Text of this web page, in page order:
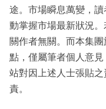
途。市場瞬息萬變，
動掌握市場最新狀況
關作者無關。而本集
點，僅屬筆者個人意
站對因上述人士張貼
責。